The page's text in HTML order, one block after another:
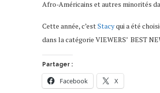
Afro-Américains et autres minorités
Cette année, c’estStacyqui a été
dans la catégorie VIEWERS’ BEST
Partager :
Facebook X